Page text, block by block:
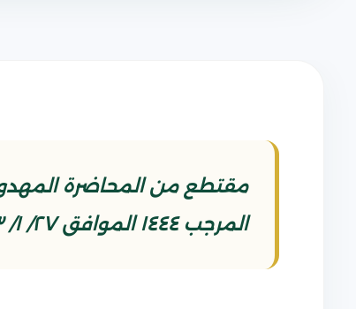
المرجب ١٤٤٤ الموافق ٢٧/ ١/ ٢٠٢٣